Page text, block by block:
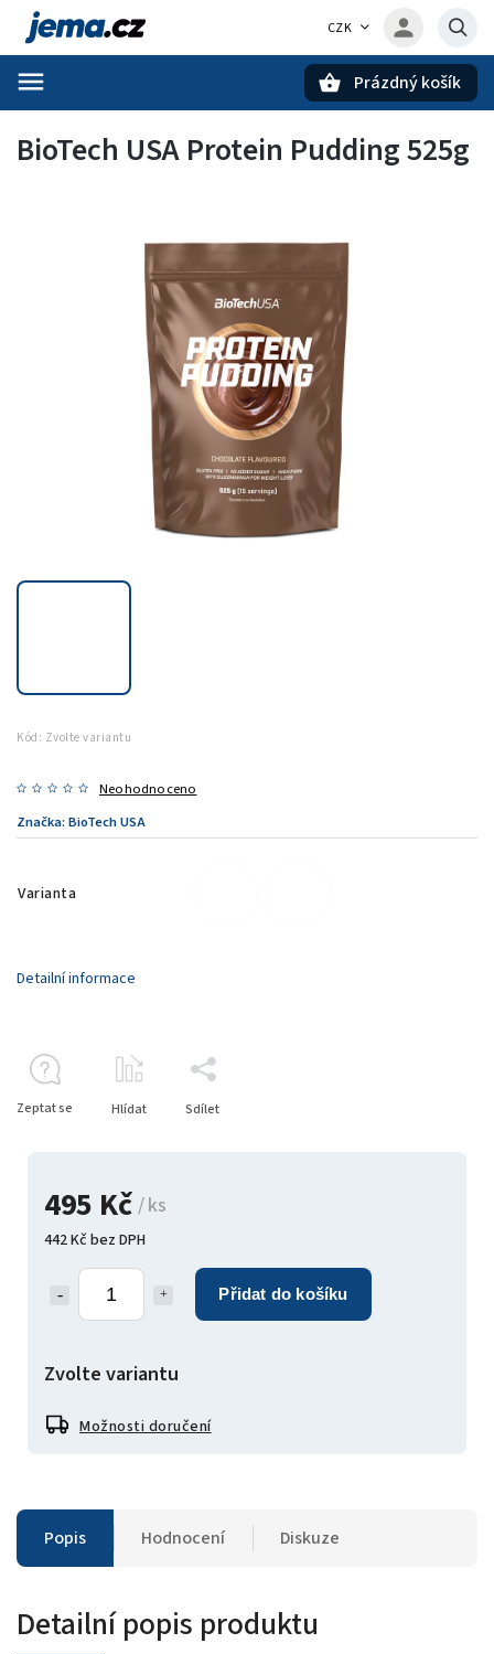
CZK
Prázdný košík
BioTech USA Protein Pudding 525g
Kód: Zvolte variantu
Neohodnoceno
Značka: BioTech USA
Varianta
495 Kč / ks
442 Kč bez DPH
Přidat do košíku
Zvolte variantu
Možnosti doručení
Detailní informace
Zeptat se Hlídat Sdílet
Popis Hodnocení Diskuze
Detailní popis produktu